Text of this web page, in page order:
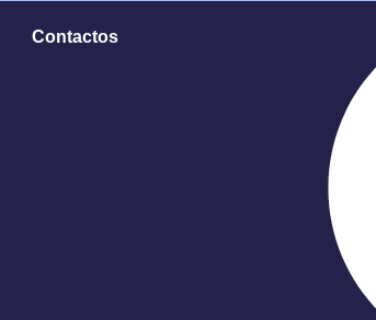
Contactos